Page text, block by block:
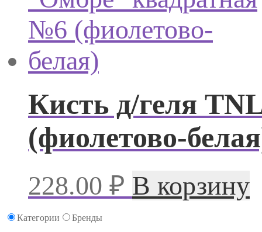
Кисть д/геля
(фиолетово-
228.00 ₽ В корзину
Категории Бренды